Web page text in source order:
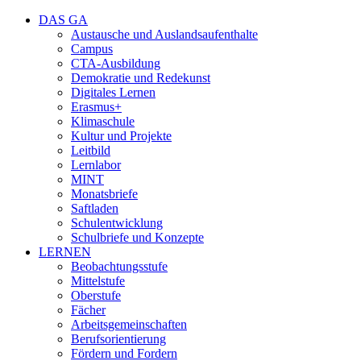
DAS GA
Austausche und Auslandsaufenthalte
Campus
CTA-Ausbildung
Demokratie und Redekunst
Digitales Lernen
Erasmus+
Klimaschule
Kultur und Projekte
Leitbild
Lernlabor
MINT
Monatsbriefe
Saftladen
Schulentwicklung
Schulbriefe und Konzepte
LERNEN
Beobachtungsstufe
Mittelstufe
Oberstufe
Fächer
Arbeitsgemeinschaften
Berufsorientierung
Fördern und Fordern